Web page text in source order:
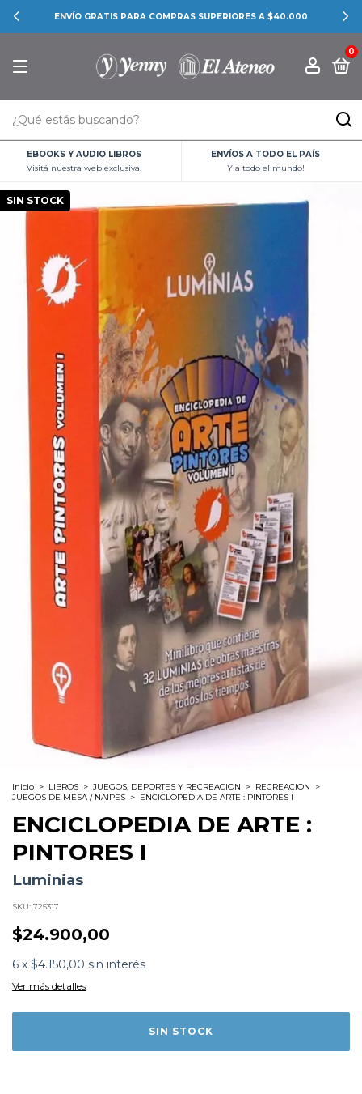
ENVÍO GRATIS PARA COMPRAS SUPERIORES A $40.000
0
EBOOKS Y AUDIO LIBROS
Visitá nuestra web exclusiva!
ENVÍOS A TODO EL PAÍS
Y a todo el mundo!
SIN STOCK
Inicio > LIBROS > JUEGOS, DEPORTES Y RECREACION > RECREACION
>
JUEGOS DE MESA / NAIPES > ENCICLOPEDIA DE ARTE : PINTORES I
ENCICLOPEDIA DE ARTE :
PINTORES I
Luminias
SKU: 725317
$24.900,00
6 x $4.150,00 sin interés
Ver más detalles
Editorial:Luminias
Encuadernación:
Idioma: Español
N°Páginas:32
Sinópsis